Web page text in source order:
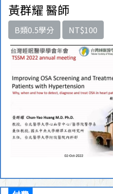
黃群耀 醫師
B類0.5學分 NT$100